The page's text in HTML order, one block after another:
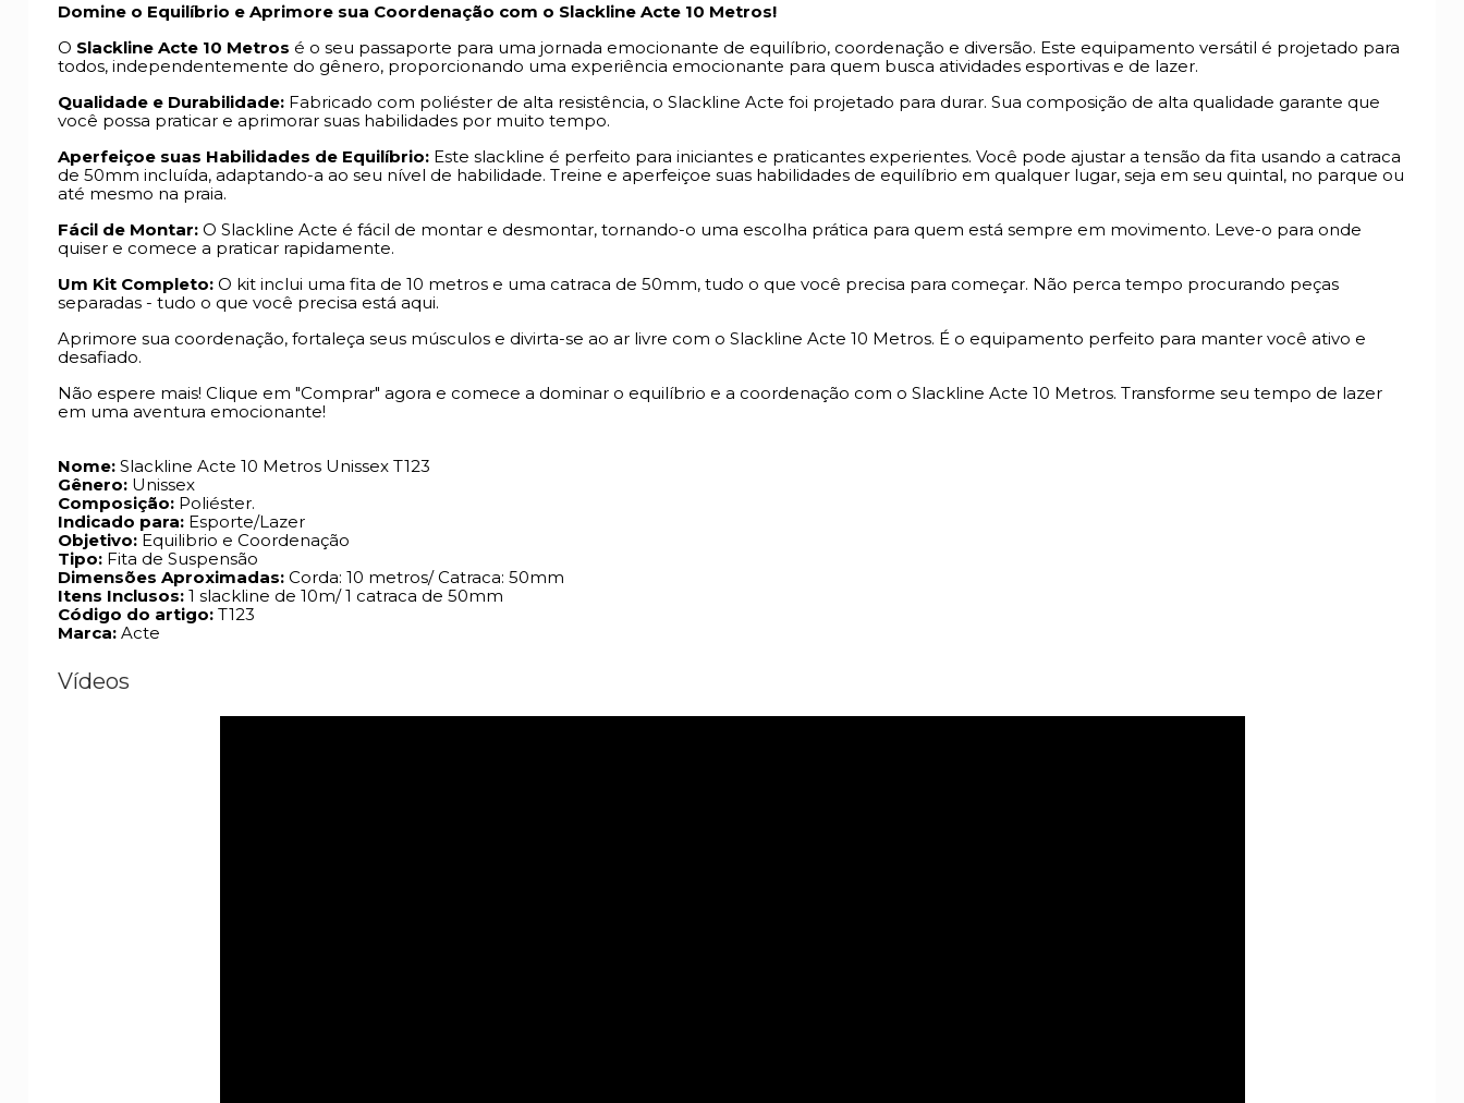
Domine o Equilíbrio e Aprimore sua Coordenação com o Slackline Acte 10 Metros!
O Slackline Acte 10 Metros é o seu passaporte para uma jornada emocionante de equilíbrio, coordenação e diversão. Este equipamento versátil é projetado para
todos, independentemente do gênero, proporcionando uma experiência emocionante para quem busca atividades esportivas e de lazer.
Qualidade e Durabilidade: Fabricado com poliéster de alta resistência, o Slackline Acte foi projetado para durar. Sua composição de alta qualidade garante que
você possa praticar e aprimorar suas habilidades por muito tempo.
Aperfeiçoe suas Habilidades de Equilíbrio: Este slackline é perfeito para iniciantes e praticantes experientes. Você pode ajustar a tensão da fita usando a catraca
de 50mm incluída, adaptando-a ao seu nível de habilidade. Treine e aperfeiçoe suas habilidades de equilíbrio em qualquer lugar, seja em seu quintal, no parque ou
até mesmo na praia.
Fácil de Montar: O Slackline Acte é fácil de montar e desmontar, tornando-o uma escolha prática para quem está sempre em movimento. Leve-o para onde
quiser e comece a praticar rapidamente.
Um Kit Completo: O kit inclui uma fita de 10 metros e uma catraca de 50mm, tudo o que você precisa para começar. Não perca tempo procurando peças
separadas - tudo o que você precisa está aqui.
Aprimore sua coordenação, fortaleça seus músculos e divirta-se ao ar livre com o Slackline Acte 10 Metros. É o equipamento perfeito para manter você ativo e
desafiado.
Não espere mais! Clique em "Comprar" agora e comece a dominar o equilíbrio e a coordenação com o Slackline Acte 10 Metros. Transforme seu tempo de lazer
em uma aventura emocionante!
Nome: Slackline Acte 10 Metros Unissex T123
Gênero: Unissex
Composição: Poliéster.
Indicado para: Esporte/Lazer
Objetivo: Equilibrio e Coordenação
Tipo: Fita de Suspensão
Dimensões Aproximadas: Corda: 10 metros/ Catraca: 50mm
Itens Inclusos: 1 slackline de 10m/ 1 catraca de 50mm
Código do artigo: T123
Marca: Acte
Vídeos